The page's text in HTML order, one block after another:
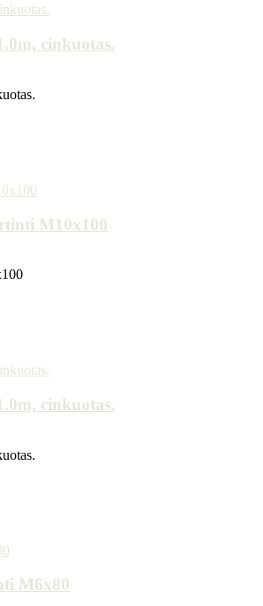
cinkuotas.
M10x100
cinkuotas.
M6x80